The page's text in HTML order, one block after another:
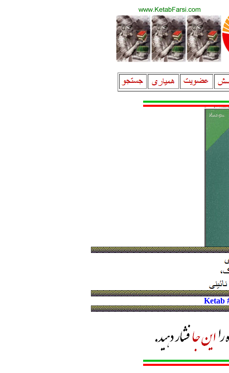
Ketab